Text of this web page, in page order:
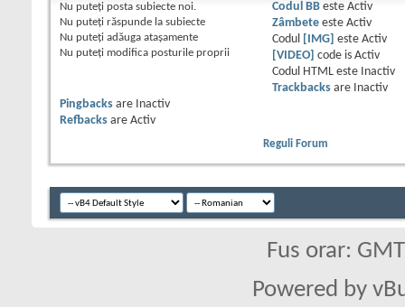
Nu puteţi posta subiecte noi.
Nu puteţi răspunde la subiecte
Nu puteţi adăuga ataşamente
Nu puteţi modifica posturile proprii
Codul BBeste Activ
Zâmbeteeste Activ
Codul
[IMG] este Activ
[VIDEO]
code is Activ
Codul HTML este
Inactiv
Trackbacksare
Inactiv
Pingbacks are
Inactiv
Refbacks are Activ
Reguli Forum
Fus orar:
Powered by